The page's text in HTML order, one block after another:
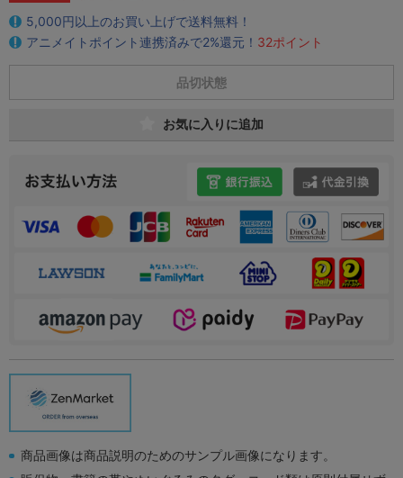
5,000円以上のお買い上げで送料無料！
アニメイトポイント連携済みで2%還元！ 32ポイント
品切状態
お気に入りに追加
商品画像は商品説明のためのサンプル画像になります。